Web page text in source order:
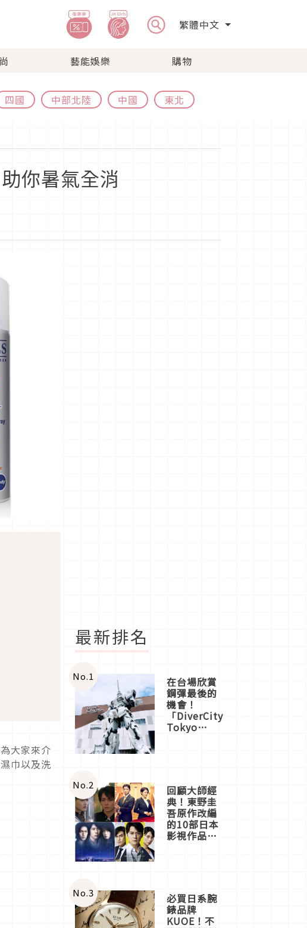
繁體中文
藝能娛樂 購物
四國 中部北陸 中國 東北
你暑氣全消
大家來介
巾以及洗
最新排名
No.1 在台場欣賞
鋼彈最後的
機會！
「DiverCity
Tokyo
體驗
No.2 回顧大師經
典！東野圭
吾原作改編
的10部日本
影視作品推
No.3 必買日系腕
錶品牌
KUOE！不